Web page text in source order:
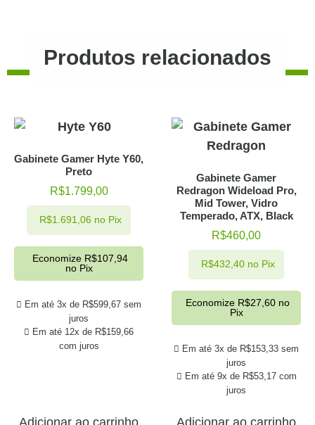
Produtos relacionados
Gabinete Gamer Hyte Y60,
Preto
R$1.799,00
Em até 3x de R$599,67 sem
juros
Em até 12x de R$159,66
com juros
R$1.691,06 no Pix
Economize R$107,94
no Pix
Gabinete Gamer
Redragon Wideload Pro,
Mid Tower, Vidro
Temperado, ATX, Black
R$460,00
Em até 3x de R$153,33 sem
juros
Em até 9x de R$53,17com
juros
R$432,40 no Pix
Economize R$27,60 no
Pix